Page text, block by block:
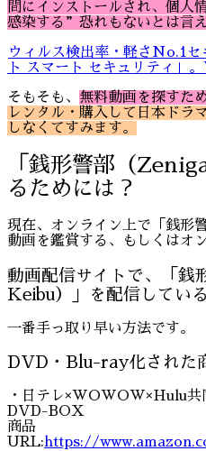
間にインストールされ、個人
感染する”恐れもないとは言え
ウィルス検出率・軽さNo.1セ
ト スマート セキュリティ
そもそも、 無料動画を探すた
レンタル・購入して日本ドラ
しなくてすみます。
「銭形警部（
るためには？
現在、オンライン上で「銭形
動画を鑑賞する、もしくはオ
動画配信サイトで、「銭
Keibu）」を配信してい
一番手っ取り早い方法です。
DVD・Blu-ray化された
・日テレ×WOWOW×Hulu共
DVD-BOX
商品
URL: https://